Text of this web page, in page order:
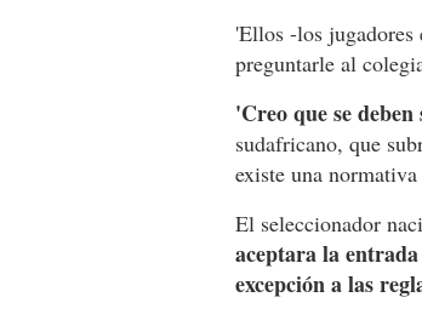
'Ellos -los jugadores
preguntarle al
'Creo que se
sudafricano, que
existe una
El seleccionador
aceptara la
excepción a las